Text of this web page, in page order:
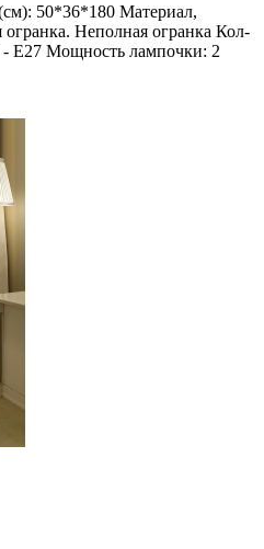
50*36*180 Материал,
Неполная огранка Кол-
E27 Мощность лампочки: 2